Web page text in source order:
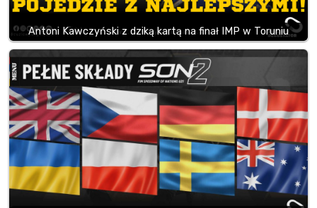
Antoni Kawczyński z dziką kartą na finał IMP w Toruniu